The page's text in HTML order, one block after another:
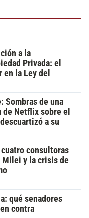
a la
Privada: el
la Ley del
Sombras de una
Netflix sobre el
a su
cuatro consultoras
Milei y la crisis de
qué senadores
contra